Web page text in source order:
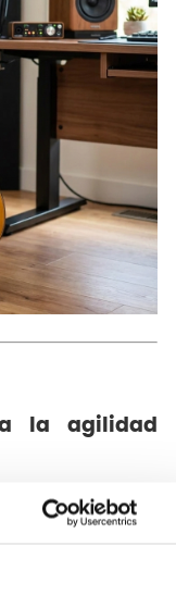
la agilidad
se desplace